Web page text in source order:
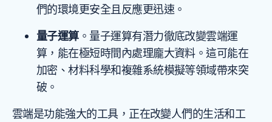
們的環境更安全且反應更迅速。
量子運算。量子運算有潛力徹底改變雲端運
算，能在極短時間內處理龐大資料。這可能在
加密、材料科學和複雜系統模擬等領域帶來突
破。
雲端是功能強大的工具，正在改變人們的生活和工